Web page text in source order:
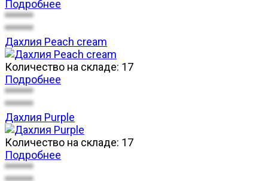
Подробнее
******
******
Дахлия Peach cream
Количество на складе: 17
Подробнее
******
******
Дахлия Purple
Количество на складе: 17
Подробнее
******